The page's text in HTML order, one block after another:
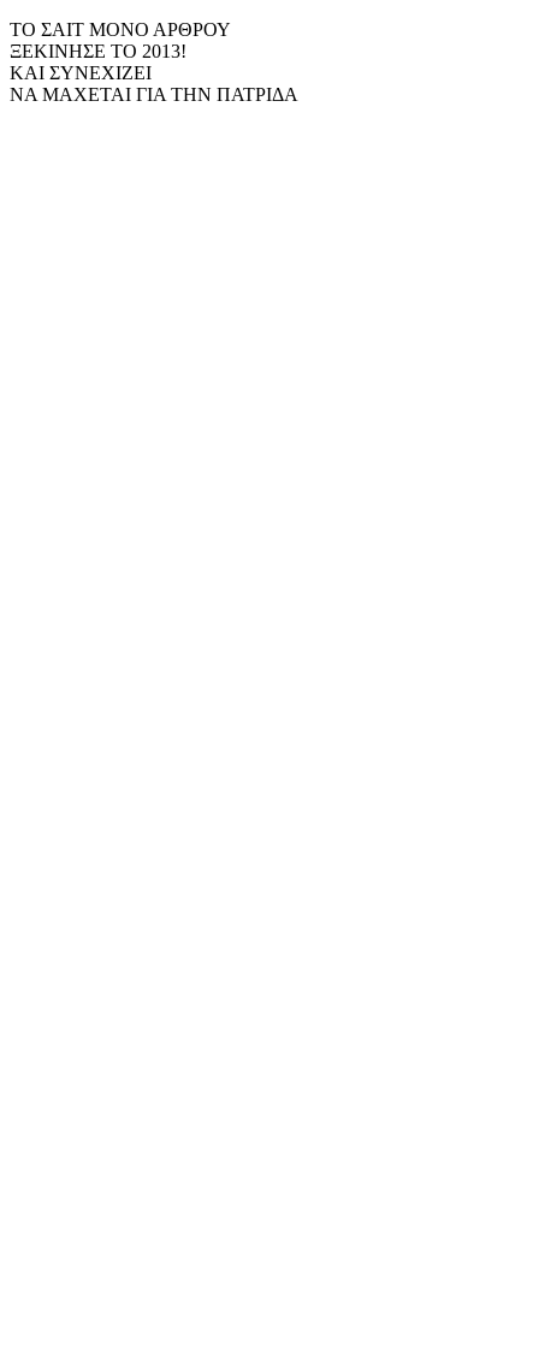
ΤΟ ΣΑΙΤ ΜΟΝΟ ΑΡΘΡΟΥ
ΞΕΚΙΝΗΣΕ ΤΟ 2013!
ΚΑΙ ΣΥΝΕΧΙΖΕΙ
ΝΑ ΜΑΧΕΤΑΙ ΓΙΑ ΤΗΝ ΠΑΤΡΙΔΑ